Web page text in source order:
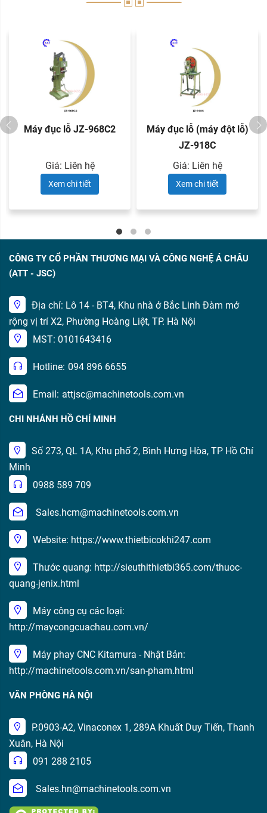
Máy đục lỗ JZ-968C2
Giá: Liên hệ
Xem chi tiết
Máy đục lỗ (máy đột lỗ)
JZ-918C
Giá: Liên hệ
Xem chi tiết
CÔNG TY CỔ PHẦN THƯƠNG MẠI VÀ CÔNG NGHỆ Á CHÂU
(ATT - JSC)
Địa chỉ: Lô 14 - BT4, Khu nhà ở Bắc Linh Đàm mở
rộng vị trí X2, Phường Hoàng Liệt, TP. Hà Nội
MST: 0101643416
Hotline: 094 896 6655
Email: attjsc@machinetools.com.vn
CHI NHÁNH HỒ CHÍ MINH
Số 273, QL 1A, Khu phố 2, Bình Hưng Hòa, TP Hồ Chí
Minh
0988 589 709
Sales.hcm@machinetools.com.vn
Website: https://www.thietbicokhi247.com
Thước quang: http://sieuthithietbi365.com/thuoc-
quang-jenix.html
Máy công cụ các loại:
http://maycongcuachau.com.vn/
Máy phay CNC Kitamura - Nhật Bản:
http://machinetools.com.vn/san-pham.html
VĂN PHÒNG HÀ NỘI
P.0903-A2, Vinaconex 1, 289A Khuất Duy Tiến, Thanh
Xuân, Hà Nội
091 288 2105
Sales.hn@machinetools.com.vn